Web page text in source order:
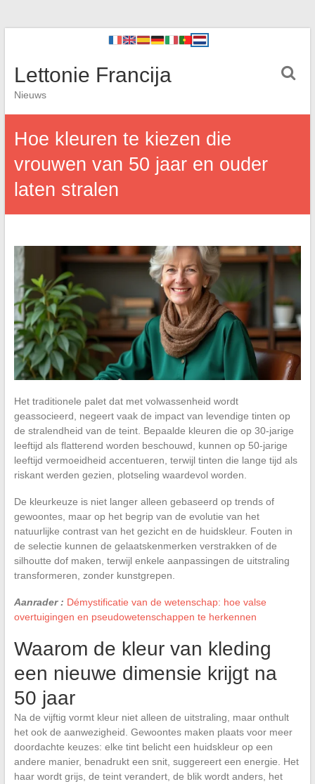
Lettonie Francija
Nieuws
Hoe kleuren te kiezen die
vrouwen van 50 jaar en ouder
laten stralen
Het traditionele palet dat met volwassenheid wordt
geassocieerd, negeert vaak de impact van levendige tinten op
de stralendheid van de teint. Bepaalde kleuren die op 30-jarige
leeftijd als flatterend worden beschouwd, kunnen op 50-jarige
leeftijd vermoeidheid accentueren, terwijl tinten die lange tijd als
riskant werden gezien, plotseling waardevol worden.
De kleurkeuze is niet langer alleen gebaseerd op trends of
gewoontes, maar op het begrip van de evolutie van het
natuurlijke contrast van het gezicht en de huidskleur. Fouten in
de selectie kunnen de gelaatskenmerken verstrakken of de
silhoutte dof maken, terwijl enkele aanpassingen de uitstraling
transformeren, zonder kunstgrepen.
Aanrader : Démystificatie van de wetenschap: hoe valse
overtuigingen en pseudowetenschappen te herkennen
Waarom de kleur van kleding
een nieuwe dimensie krijgt na
50 jaar
Na de vijftig vormt kleur niet alleen de uitstraling, maar onthult
het ook de aanwezigheid. Gewoontes maken plaats voor meer
doordachte keuzes: elke tint belicht een huidskleur op een
andere manier, benadrukt een snit, suggereert een energie. Het
haar wordt grijs, de teint verandert, de blik wordt anders, het